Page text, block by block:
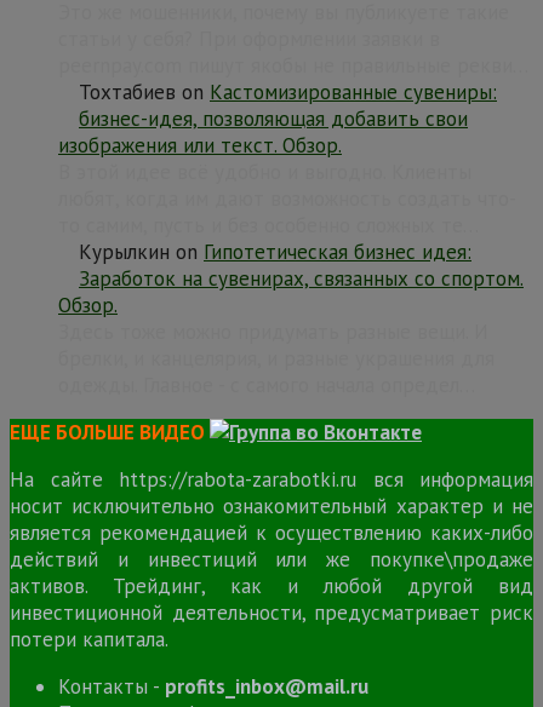
Тохтабиев on Кастомизированные сувениры:
бизнес-идея, позволяющая добавить свои
изображения или текст. Обзор.
Курылкин on Гипотетическая бизнес идея:
Заработок на сувенирах, связанных со спортом.
Обзор.
ЕЩЕ БОЛЬШЕ ВИДЕО
На сайте https://rabota-zarabotki.ru вся информация
носит исключительно ознакомительный характер и не
является рекомендацией к осуществлению каких-либо
действий и инвестиций или же покупке\продаже
активов. Трейдинг, как и любой другой вид
инвестиционной деятельности, предусматривает риск
потери капитала.
Контакты - profits_inbox@mail.ru